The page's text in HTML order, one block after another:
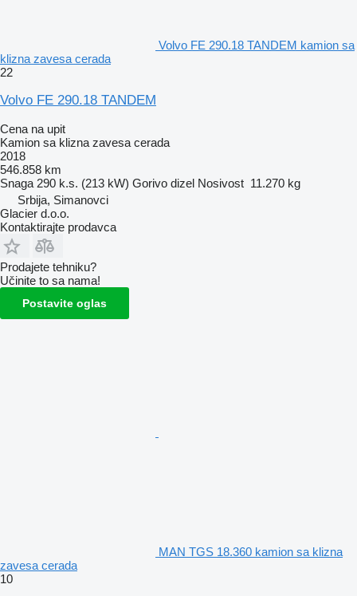
Volvo FE 290.18 TANDEM kamion sa
klizna zavesa cerada
22
Volvo FE 290.18 TANDEM
Cena na upit
Kamion sa klizna zavesa cerada
2018
546.858 km
Snaga 290 k.s. (213 kW) Gorivo dizel Nosivost 11.270 kg
Srbija, Simanovci
Glacier d.o.o.
Kontaktirajte prodavca
Prodajete tehniku?
Učinite to sa nama!
Postavite oglas
MAN TGS 18.360 kamion sa klizna
zavesa cerada
10